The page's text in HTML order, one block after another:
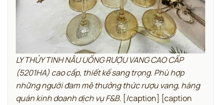
LY THỦY TINH NÂU UỐNG RƯỢU VANG CAO CẤP
(5201HA) cao cấp, thiết kế sang trọng. Phù hợp
những người đam mê thưởng thức rượu vang, hàng
quán kinh doanh dịch vụ F&B. [/caption] [caption